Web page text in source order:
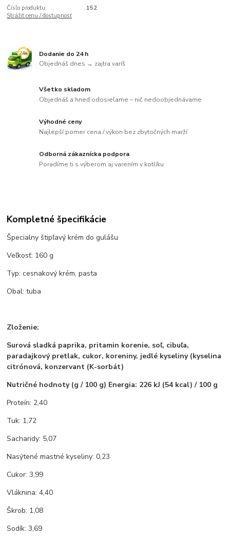
Číslo produktu:
152
Strážiť cenu / dostupnosť
Dodanie do 24 h
Objednáš dnes → zajtra varíš
Všetko skladom
Objednáš a hneď odosielame – nič nedoobjednávame
Výhodné ceny
Najlepší pomer cena / výkon bez zbytočných marží
Odborná zákaznícka podpora
Poradíme ti s výberom aj varením v kotlíku
Kompletné špecifikácie
Špecialny štipľavý krém do gulášu
Veľkosť: 160 g
Typ: cesnakový krém, pasta
Obal: tuba
Zloženie:
Surová sladká paprika, pritamin korenie, soľ, cibuľa,
paradajkový pretlak, cukor, koreniny, jedlé kyseliny (kyselina
citrónová, konzervant (K-sorbát)
Nutričné hodnoty (g / 100 g) Energia: 226 kJ (54 kcal) / 100 g
Proteín: 2,40
Tuk: 1,72
Sacharidy: 5,07
Nasýtené mastné kyseliny: 0,23
Cukor: 3,99
Vláknina: 4,40
Škrob: 1,08
Sodík: 3,69